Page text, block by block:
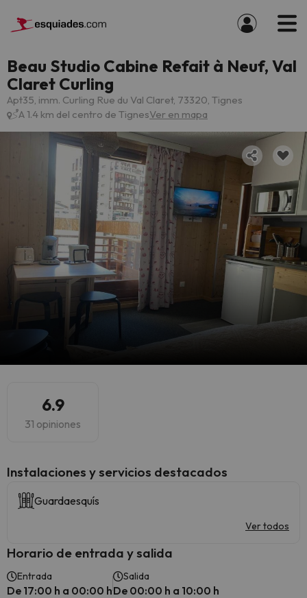
Beau Studio Cabine Refait à Neuf, Val
Claret Curling
Apt35, imm. Curling Rue du Val Claret, 73320, Tignes
A 1.4 km del centro de TignesVer en mapa
6.9
31 opiniones
Instalaciones y servicios destacados
Guardaesquís
Ver todos
Horario de entrada y salida
Entrada
De 17:00 h a 00:00 h
Salida
De 00:00 h a 10:00 h